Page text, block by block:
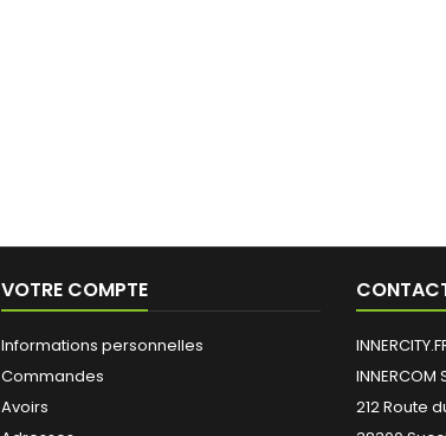
VOTRE COMPTE
Informations personnelles
Commandes
Avoirs
INNERCOM
212 Route